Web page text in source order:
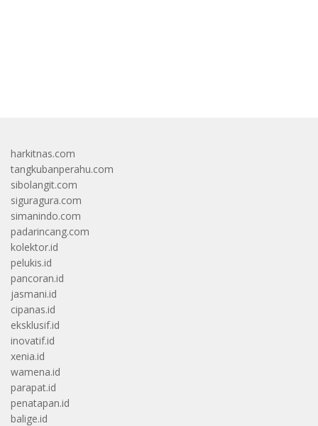
harkitnas.com
tangkubanperahu.com
sibolangit.com
siguragura.com
simanindo.com
padarincang.com
kolektor.id
pelukis.id
pancoran.id
jasmani.id
cipanas.id
eksklusif.id
inovatif.id
xenia.id
wamena.id
parapat.id
penatapan.id
balige.id